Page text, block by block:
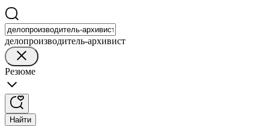
делопроизводитель-архивист
Резюме
Найти